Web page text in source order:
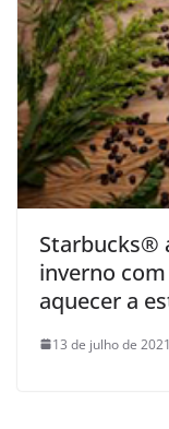
Starbucks®
inverno
aquecer a
13 de julho de 2021